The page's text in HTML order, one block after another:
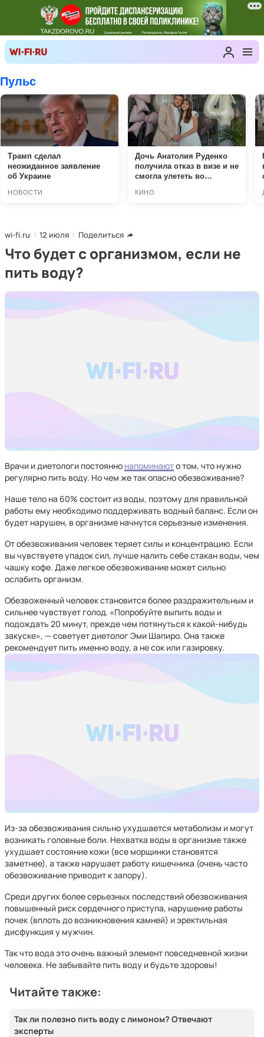
wi-fi.ru 12 июля Поделиться
Что будет с организмом, если не
пить воду?
Врачи и диетологи постоянно напоминаюто том, что нужно
регулярно пить воду. Но чем же так опасно обезвоживание?
Наше тело на 60% состоит из воды, поэтому для правильной
работы ему необходимо поддерживать водный баланс. Если он
будет нарушен, в организме начнутся серьезные изменения.
От обезвоживания человек теряет силы и концентрацию. Если
вы чувствуете упадок сил, лучше налить себе стакан воды, чем
чашку кофе. Даже легкое обезвоживание может сильно
ослабить организм.
Обезвоженный человек становится более раздражительным и
сильнее чувствует голод. «Попробуйте выпить воды и
подождать 20 минут, прежде чем потянуться к какой-нибудь
закуске», — советует диетолог Эми Шапиро. Она также
рекомендует пить именно воду, а не сок или газировку.
Из-за обезвоживания сильно ухудшается метаболизм и могут
возникать головные боли. Нехватка воды в организме также
ухудшает состояние кожи (все морщинки становятся
заметнее), а также нарушает работу кишечника (очень часто
обезвоживание приводит к запору).
Среди других более серьезных последствий обезвоживания
повышенный риск сердечного приступа, нарушение работы
почек (вплоть до возникновения камней) и эректильная
дисфункция у мужчин.
Так что вода это очень важный элемент повседневной жизни
человека. Не забывайте пить воду и будьте здоровы!
Читайте также:
Так ли полезно пить воду с лимоном? Отвечают
эксперты